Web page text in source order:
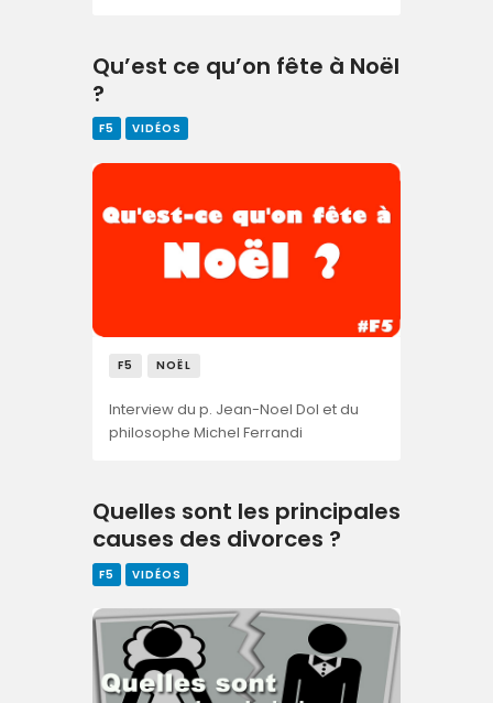
Qu’est ce qu’on fête à Noël
?
F5 VIDÉOS
F5 NOËL
Interview du p. Jean-Noel Dol et du
philosophe Michel Ferrandi
Quelles sont les principales
causes des divorces ?
F5 VIDÉOS